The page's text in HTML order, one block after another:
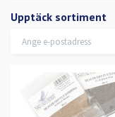
Upptäck sortiment